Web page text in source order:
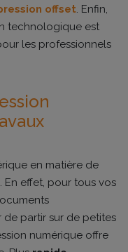
offset. Enfin,
technologique est
les professionnels
en matière de
effet, pour tous vos
partir sur de petites
numérique offre